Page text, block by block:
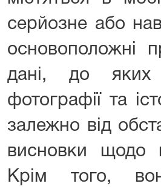
серйозне або
основоположні
дані, до яких
фотографії та
залежно від
висновки щодо
Крім того,